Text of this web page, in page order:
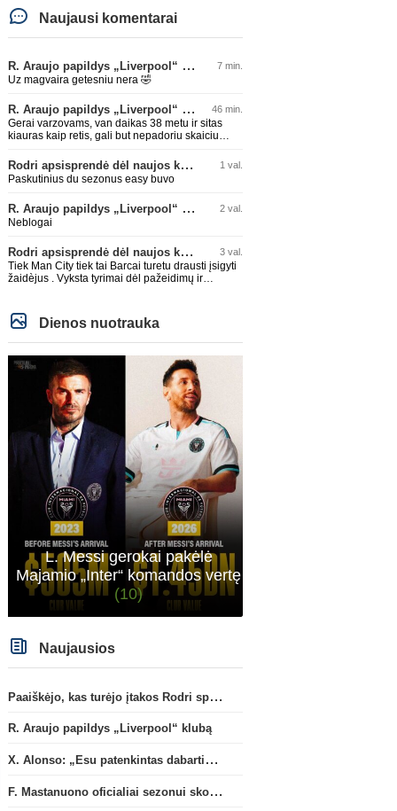
Naujausi komentarai
R. Araujo papildys „Liverpool“ klubą 7 min.
Uz magvaira getesniu nera 🤣
R. Araujo papildys „Liverpool“ klubą 46 min.
Gerai varzovams, van daikas 38 metu ir sitas
kiauras kaip retis, gali but nepadoriu skaiciu
Rodri apsisprendė dėl naujos komandos 1 val.
Paskutinius du sezonus easy buvo
R. Araujo papildys „Liverpool“ klubą 2 val.
Neblogai
Rodri apsisprendė dėl naujos komandos 3 val.
Tiek Man City tiek tai Barcai turetu drausti įsigyti
žaidèjus . Vyksta tyrimai dėl pažeidimų ir
Dienos nuotrauka
L. Messi gerokai pakėlė
Majamio „Inter“ komandos vertę
(10)
Naujausios
Paaiškėjo, kas turėjo įtakos Rodri sprendimui pasirinkti Barselonos pusę
R. Araujo papildys „Liverpool“ klubą
X. Alonso: „Esu patenkintas dabartiniais „Chelsea“ ekipos vartininkais“
F. Mastanuono oficialiai sezonui skolinamas „Fiorentina“ ekipai